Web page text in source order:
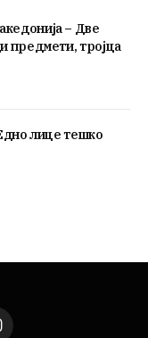
– Две
предмети, тројца
лице тешко